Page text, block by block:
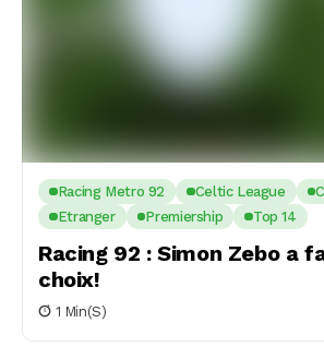
Racing Metro 92 Celtic League
Etranger
Premiership Top 14
Racing 92 : Simon Zebo a
choix!
1 Min(s)